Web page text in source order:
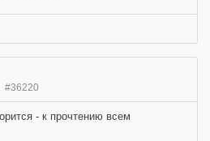
#36220
- к прочтению всем